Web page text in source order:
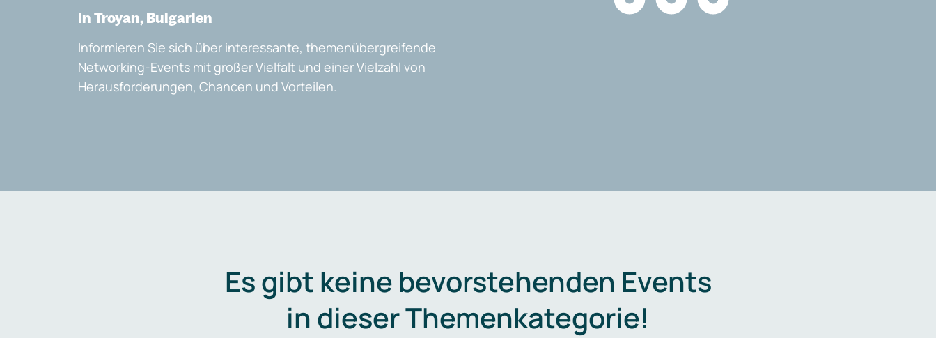
In Troyan, Bulgarien
Informieren Sie sich über interessante, themenübergreifende
Networking-Events mit großer Vielfalt und einer Vielzahl von
Herausforderungen, Chancen und Vorteilen.
Es gibt keine bevorstehenden Events
in dieser Themenkategorie!